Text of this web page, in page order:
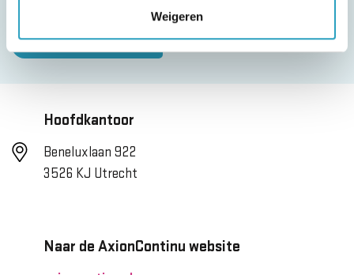
Weigeren
Contact opnemen
Hoofdkantoor
Beneluxlaan 922
3526 KJ Utrecht
Naar de AxionContinu website